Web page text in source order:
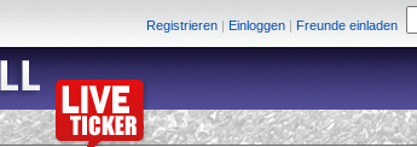
Registrieren | Einloggen | Freunde einladen